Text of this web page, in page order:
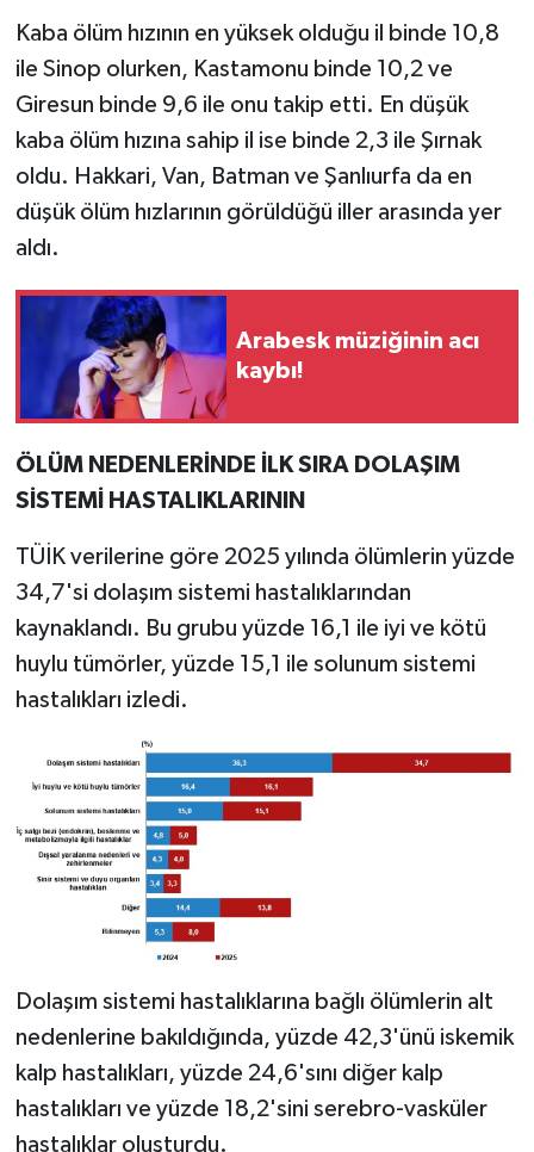
Kaba ölüm hızının en yüksek olduğu il binde 10,8
ile Sinop olurken, Kastamonu binde 10,2 ve
Giresun binde 9,6 ile onu takip etti. En düşük
kaba ölüm hızına sahip il ise binde 2,3 ile Şırnak
oldu. Hakkari, Van, Batman ve Şanlıurfa da en
düşük ölüm hızlarının görüldüğü iller arasında yer
aldı.
Arabesk müziğinin acı
kaybı!
ÖLÜM NEDENLERİNDE İLK SIRA DOLAŞIM
SİSTEMİ HASTALIKLARININ
TÜİK verilerine göre 2025 yılında ölümlerin yüzde
34,7'si dolaşım sistemi hastalıklarından
kaynaklandı. Bu grubu yüzde 16,1 ile iyi ve kötü
huylu tümörler, yüzde 15,1 ile solunum sistemi
hastalıkları izledi.
Dolaşım sistemi hastalıklarına bağlı ölümlerin alt
nedenlerine bakıldığında, yüzde 42,3'ünü iskemik
kalp hastalıkları, yüzde 24,6'sını diğer kalp
hastalıkları ve yüzde 18,2'sini serebro-vasküler
hastalıklar oluşturdu.